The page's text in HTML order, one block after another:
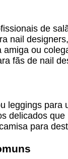
de
nail
amiga ou
fãs de nail
leggings para
delicados
para